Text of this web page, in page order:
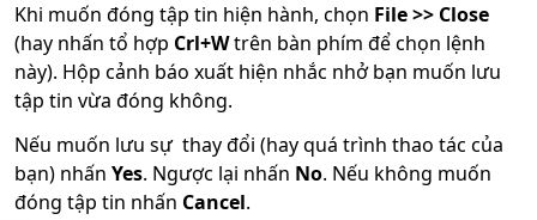
Khi muốn đóng tập tin hiện hành, chọn File >> Close
(hay nhấn tổ hợp Crl+Wtrên bàn phím để chọn lệnh
này). Hộp cảnh báo xuất hiện nhắc nhở bạn muốn lưu
tập tin vừa đóng không.
Nếu muốn lưu sự thay đổi (hay quá trình thao tác của
bạn) nhấn Yes. Ngược lại nhấn No. Nếu không muốn
đóng tập tin nhấn Cancel.